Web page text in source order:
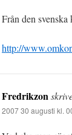
Från den
http://
Fredrikzon
2007 30 augusti kl.